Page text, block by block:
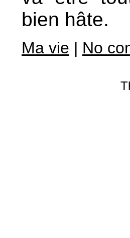
bien hâte.
Ma vie | No